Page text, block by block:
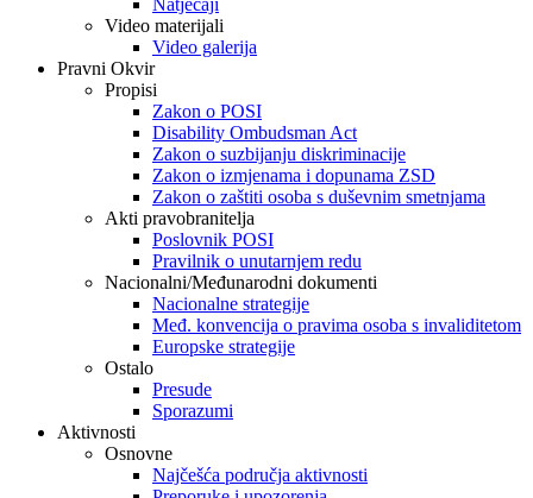
Natječaji
Video materijali
Video galerija
Pravni Okvir
Propisi
Zakon o POSI
Disability Ombudsman Act
Zakon o suzbijanju diskriminacije
Zakon o izmjenama i dopunama ZSD
Zakon o zaštiti osoba s duševnim smetnjama
Akti pravobranitelja
Poslovnik POSI
Pravilnik o unutarnjem redu
Nacionalni/Međunarodni dokumenti
Nacionalne strategije
Međ. konvencija o pravima osoba s invaliditetom
Europske strategije
Ostalo
Presude
Sporazumi
Aktivnosti
Osnovne
Najčešća područja aktivnosti